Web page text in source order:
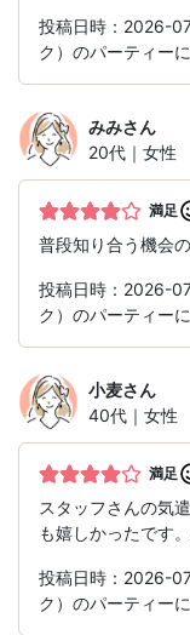
投稿日時：2026-
ク）のパーティーに
みみさん
20代｜女性
満足
普段知り合う機会
投稿日時：2026-
ク）のパーティーに
小麦さん
40代｜女性
満足
スタッフさんの気
も嬉しかったです
投稿日時：2026-
ク）のパーティーに